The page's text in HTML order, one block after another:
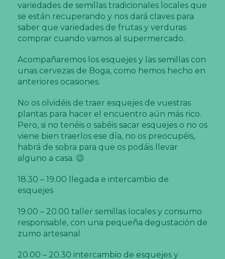
variedades de semillas tradicionales locales que
se están recuperando y nos dará claves para
saber que variedades de frutas y verduras
comprar cuando vamos al supermercado.
Acompañaremos los esquejes y las semillas con
unas cervezas de Boga, como hemos hecho en
anteriores ocasiones.
No os olvidéis de traer esquejes de vuestras
plantas para hacer el encuentro aún más rico.
Pero, si no tenéis o sabéis sacar esquejes o no os
viene bien traerlos ese día, no os preocupéis,
habrá de sobra para que os podáis llevar
alguno a casa. 😉
18.30 – 19.00 llegada e intercambio de
esquejes
19.00 – 20.00 taller semillas locales y consumo
responsable, con una pequeña degustación de
zumo artesanal
20.00 – 20.30 intercambio de esquejes y